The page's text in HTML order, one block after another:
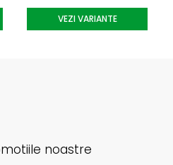
VEZI VARIANTE
noastre